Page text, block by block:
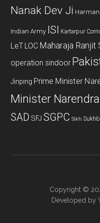
Nanak Dev Ji
Indian Army ISI Kartarpur
LeT LOC Maharaja Ranjit
operation sindoor
Jinping Prime Minister
Minister
SAD SFJ SGPC Sikh
Copyright ©
Developed by